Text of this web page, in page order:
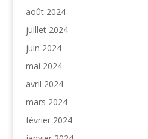
août 2024
juillet 2024
juin 2024
mai 2024
avril 2024
mars 2024
février 2024